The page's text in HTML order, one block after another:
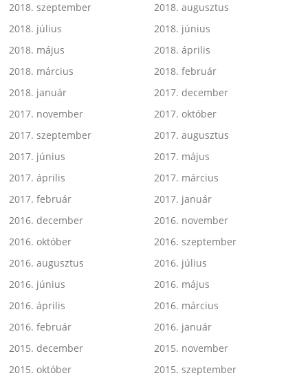
2018. szeptember
2018. augusztus
2018. július
2018. június
2018. május
2018. április
2018. március
2018. február
2018. január
2017. december
2017. november
2017. október
2017. szeptember
2017. augusztus
2017. június
2017. május
2017. április
2017. március
2017. február
2017. január
2016. december
2016. november
2016. október
2016. szeptember
2016. augusztus
2016. július
2016. június
2016. május
2016. április
2016. március
2016. február
2016. január
2015. december
2015. november
2015. október
2015. szeptember